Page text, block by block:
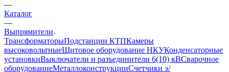
—
Каталог
—
Выпрямители
ТрансформаторыПодстанции КТПКамеры
высоковольтныеЩитовое оборудование НКУКонденсаторные
установкиВыключатели и разъединители 6(10) кВСварочное
оборудованиеМеталлоконструкцииСчетчики э/